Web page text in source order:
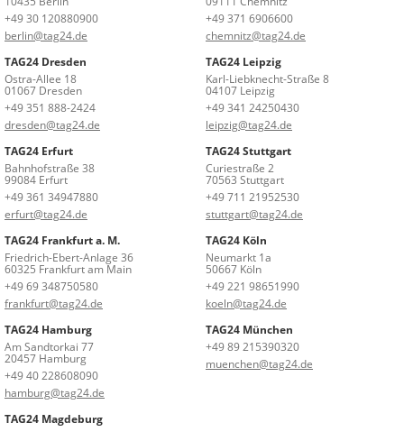
+49 30 120880900
berlin@tag24.de
+49 371 6906600
chemnitz@tag24.de
TAG24 Dresden
Ostra-Allee 18
01067 Dresden
+49 351 888-2424
dresden@tag24.de
TAG24 Leipzig
Karl-Liebknecht-Straße 8
04107 Leipzig
+49 341 24250430
leipzig@tag24.de
TAG24 Erfurt
Bahnhofstraße 38
99084 Erfurt
+49 361 34947880
erfurt@tag24.de
TAG24 Stuttgart
Curiestraße 2
70563 Stuttgart
+49 711 21952530
stuttgart@tag24.de
TAG24 Frankfurt a. M.
Friedrich-Ebert-Anlage 36
60325 Frankfurt am Main
+49 69 348750580
frankfurt@tag24.de
TAG24 Köln
Neumarkt 1a
50667 Köln
+49 221 98651990
koeln@tag24.de
TAG24 Hamburg
Am Sandtorkai 77
20457 Hamburg
+49 40 228608090
hamburg@tag24.de
TAG24 München
+49 89 215390320
muenchen@tag24.de
TAG24 Magdeburg